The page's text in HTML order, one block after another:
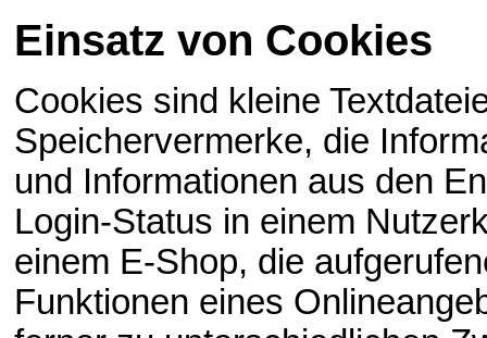
Einsatz von Cookies
Cookies sind kleine
Speichervermerke, die
und Informationen aus den
Login-Status in einem
einem E-Shop, die
Funktionen eines